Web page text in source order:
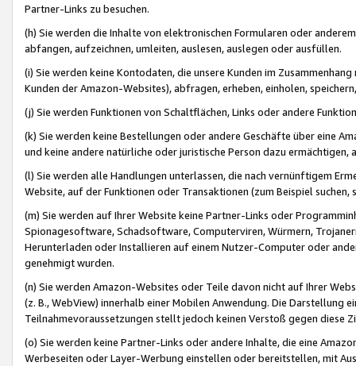
Partner-Links zu besuchen.
(h) Sie werden die Inhalte von elektronischen Formularen oder
abfangen, aufzeichnen, umleiten, auslesen, auslegen oder ausfüllen.
(i) Sie werden keine Kontodaten, die unsere Kunden im
Kunden der Amazon-Websites), abfragen, erheben, einholen,
(j) Sie werden Funktionen von Schaltflächen, Links oder andere
(k) Sie werden keine Bestellungen oder andere Geschäfte über eine
und keine andere natürliche oder juristische Person dazu
(l) Sie werden alle Handlungen unterlassen, die nach vernünftigem
Website, auf der Funktionen oder Transaktionen (zum Beispiel
(m) Sie werden auf Ihrer Website keine Partner-Links oder
Spionagesoftware, Schadsoftware, Computerviren, Würmern,
Herunterladen oder Installieren auf einem Nutzer-Computer oder
genehmigt wurden.
(n) Sie werden Amazon-Websites oder Teile davon nicht auf Ihrer
(z. B., WebView) innerhalb einer Mobilen Anwendung. Die Darstellung
Teilnahmevoraussetzungen stellt jedoch keinen Verstoß gegen diese
(o) Sie werden keine Partner-Links oder andere Inhalte, die eine
Werbeseiten oder Layer-Werbung einstellen oder bereitstellen, mit